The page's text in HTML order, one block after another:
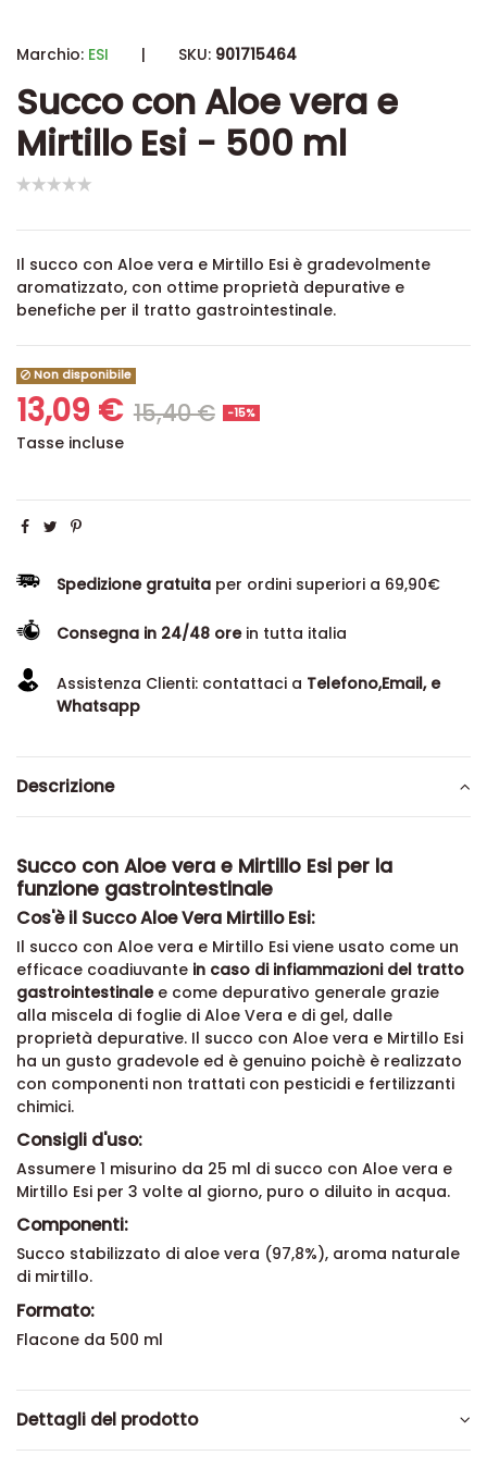
Marchio: ESI | SKU: 901715464
Succo con Aloe vera e
Mirtillo Esi - 500 ml
Il succo con Aloe vera e Mirtillo Esi è gradevolmente
aromatizzato, con ottime proprietà depurative e
benefiche per il tratto gastrointestinale.
Non disponibile
13,09 € 15,40 € -15%
Tasse incluse
Spedizione gratuita per ordini superiori a 69,90€
Consegna in 24/48 orein tutta italia
Assistenza Clienti: contattaci a Telefono,Email, e
Whatsapp
Descrizione
Succo con Aloe vera e Mirtillo Esi per la
funzione gastrointestinale
Cos'è il Succo Aloe Vera Mirtillo Esi:
Il succo con Aloe vera e Mirtillo Esi viene usato come un
efficace coadiuvante in caso di infiammazioni del tratto
gastrointestinalee come depurativo generale grazie
alla miscela di foglie di Aloe Vera e di gel, dalle
proprietà depurative. Il succo con Aloe vera e Mirtillo Esi
ha un gusto gradevole ed è genuino poichè è realizzato
con componenti non trattati con pesticidi e fertilizzanti
chimici.
Consigli d'uso:
Assumere 1 misurino da 25 ml di succo con Aloe vera e
Mirtillo Esi per 3 volte al giorno, puro o diluito in acqua.
Componenti:
Succo stabilizzato di aloe vera (97,8%), aroma naturale
di mirtillo.
Formato:
Flacone da 500 ml
Dettagli del prodotto